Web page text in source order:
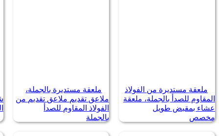
ملعقة مستديرة من الفولاذ
المقاوم للصدأ بالجملة، ملعقة
عشاء بمقبض طويل
مخصص
ملعقة مستديرة بالجملة،
ملاعق تقديم ملاعق تقديم من
الفولاذ المقاوم للصدأ
بالجملة